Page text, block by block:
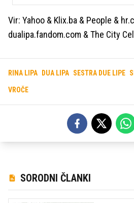
Vir: Yahoo & Klix.ba & People &
dualipa.fandom.com & The City
RINA LIPA DUA LIPA SESTRA DUE LIPE
VROČE
SORODNI ČLANKI